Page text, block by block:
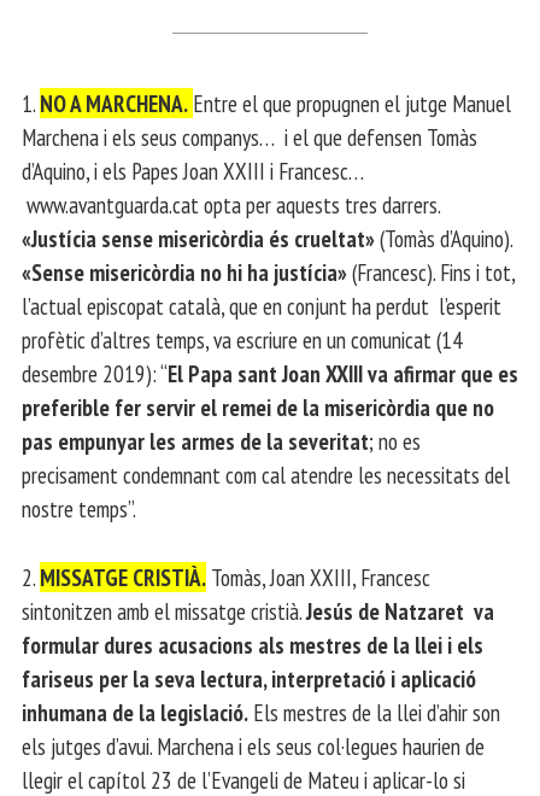
1. NO A MARCHENA. Entre el que propugnen el jutge Manuel
Marchena i els seus companys… i el que defensen Tomàs
d’Aquino, i els Papes Joan XXIII i Francesc…
www.avantguarda.cat opta per aquests tres darrers.
«Justícia sense misericòrdia és crueltat»(Tomàs d’Aquino).
«Sense misericòrdia no hi ha justícia»(Francesc). Fins i tot,
l’actual episcopat català, que en conjunt ha perdut l’esperit
profètic d’altres temps, va escriure en un comunicat (14
desembre 2019): “El Papa sant Joan XXIII va afirmar que es
preferible fer servir el remei de la misericòrdia que no
pas empunyar les armes de la severitat; no es
precisament condemnant com cal atendre les necessitats del
nostre temps”.
2. MISSATGE CRISTIÀ. Tomàs, Joan XXIII, Francesc
sintonitzen amb el missatge cristià.Jesús de Natzaret va
formular dures acusacions als mestres de la llei i els
fariseus per la seva lectura, interpretació i aplicació
inhumana de la legislació. Els mestres de la llei d’ahir son
els jutges d’avui. Marchena i els seus col·legues haurien de
llegir el capítol 23 de l’Evangeli de Mateu i aplicar-lo si